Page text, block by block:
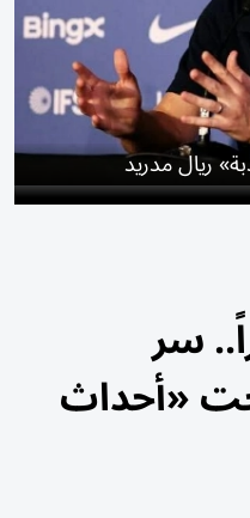
ريال مدريد
سر
«أحداث